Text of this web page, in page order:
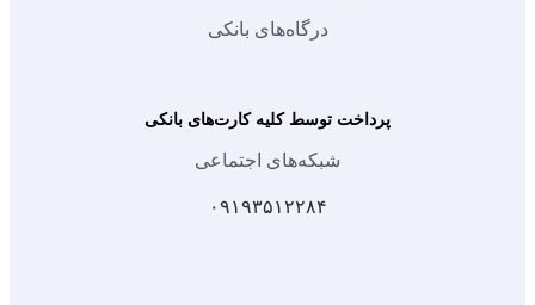
درگاه‌های بانکی
پرداخت توسط کلیه کارت‌های بانکی
شبکه‌های اجتماعی
۰۹۱۹۳۵۱۲۲۸۴